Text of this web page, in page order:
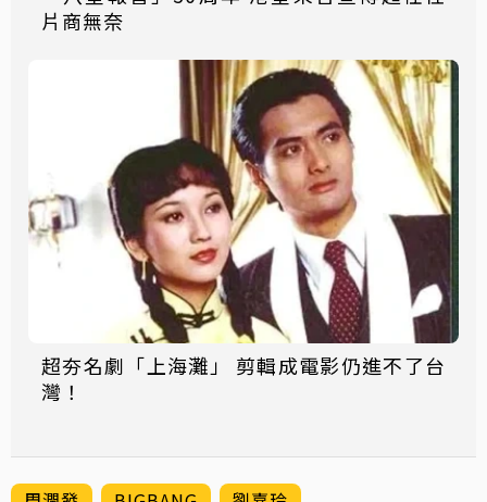
片商無奈
超夯名劇「上海灘」 剪輯成電影仍進不了台
灣！